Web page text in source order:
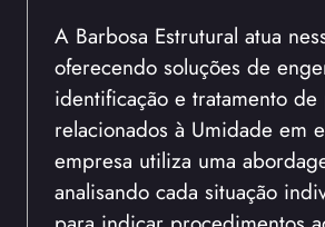
A Barbosa Estrutural atua
oferecendo soluções de
identificação e tratamento de
relacionados à Umidade em
empresa utiliza uma
analisando cada situação